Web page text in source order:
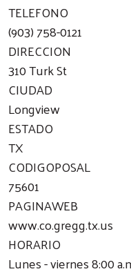
TELEFONO
(903) 758-0121
DIRECCION
310 Turk St
CIUDAD
Longview
ESTADO
TX
CODIGOPOSAL
75601
PAGINAWEB
www.co.gregg.tx.us
HORARIO
Lunes - viernes 8:00